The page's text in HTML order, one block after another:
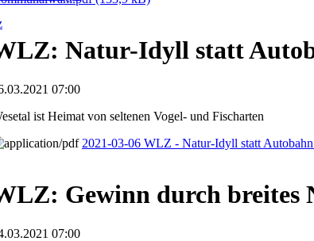
Natur-Idyll statt
07:00
ist Heimat von seltenen Vogel- und Fischarten
2021-03-06 WLZ - Natur-Idyll statt
Gewinn durch breites
07:00